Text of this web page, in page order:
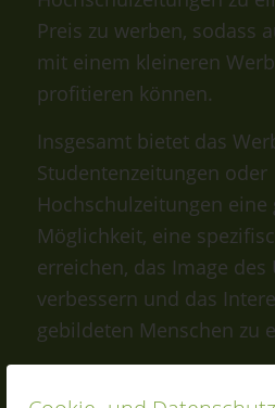
Preis zu werben, sodass
mit einem kleineren
profitieren können.
Insgesamt bietet das
Studentenzeitungen oder
Hochschulzeitungen eine
Möglichkeit, eine
erreichen, das Image
verbessern und das
gebildeten Menschen zu